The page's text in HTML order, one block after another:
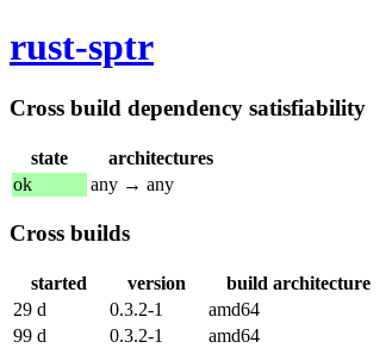
rust-sptr
Cross build dependency satisfiability
state
architectures
ok
any → any
Cross builds
started version build architecture
29 d
0.3.2-1 amd64
99 d
0.3.2-1 amd64